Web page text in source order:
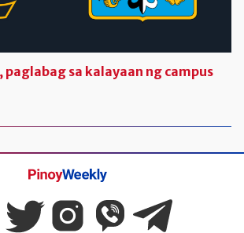
paglabag sa kalayaan ng campus
Pinoy
Weekly